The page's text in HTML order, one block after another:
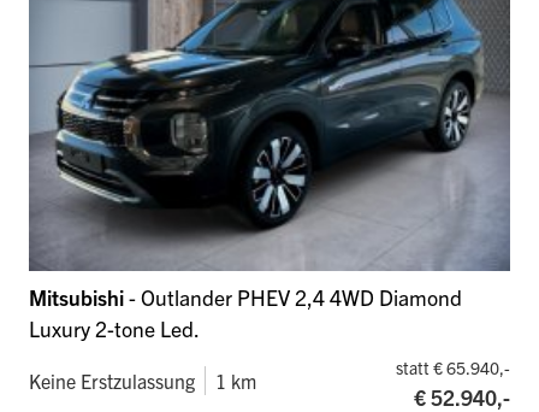
Mitsubishi- Outlander PHEV 2,4 4WD Diamond
Luxury 2-tone Led.
Keine Erstzulassung 1 km
statt € 65.940,-
€ 52.940,-